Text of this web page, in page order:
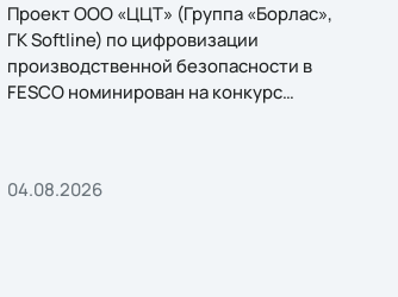
Проект ООО «ЦЦТ» (Группа «Борлас»,
ГК Softline) по цифровизации
производственной безопасности в
FESCO номинирован на конкурс
04.08.2026